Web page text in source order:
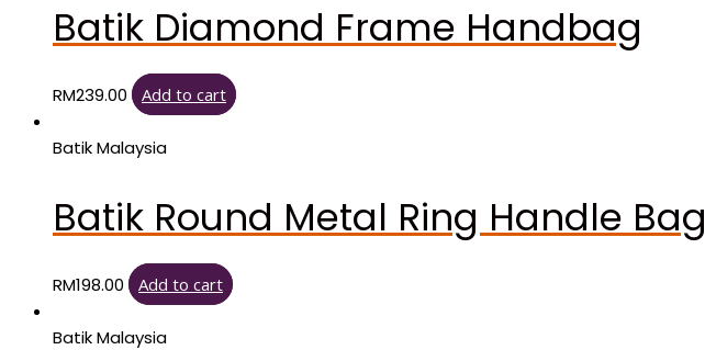
Batik Diamond Frame Handbag
RM239.00 Add to cart
Batik Malaysia
Batik Round Metal Ring Handle Bag
RM198.00 Add to cart
Batik Malaysia